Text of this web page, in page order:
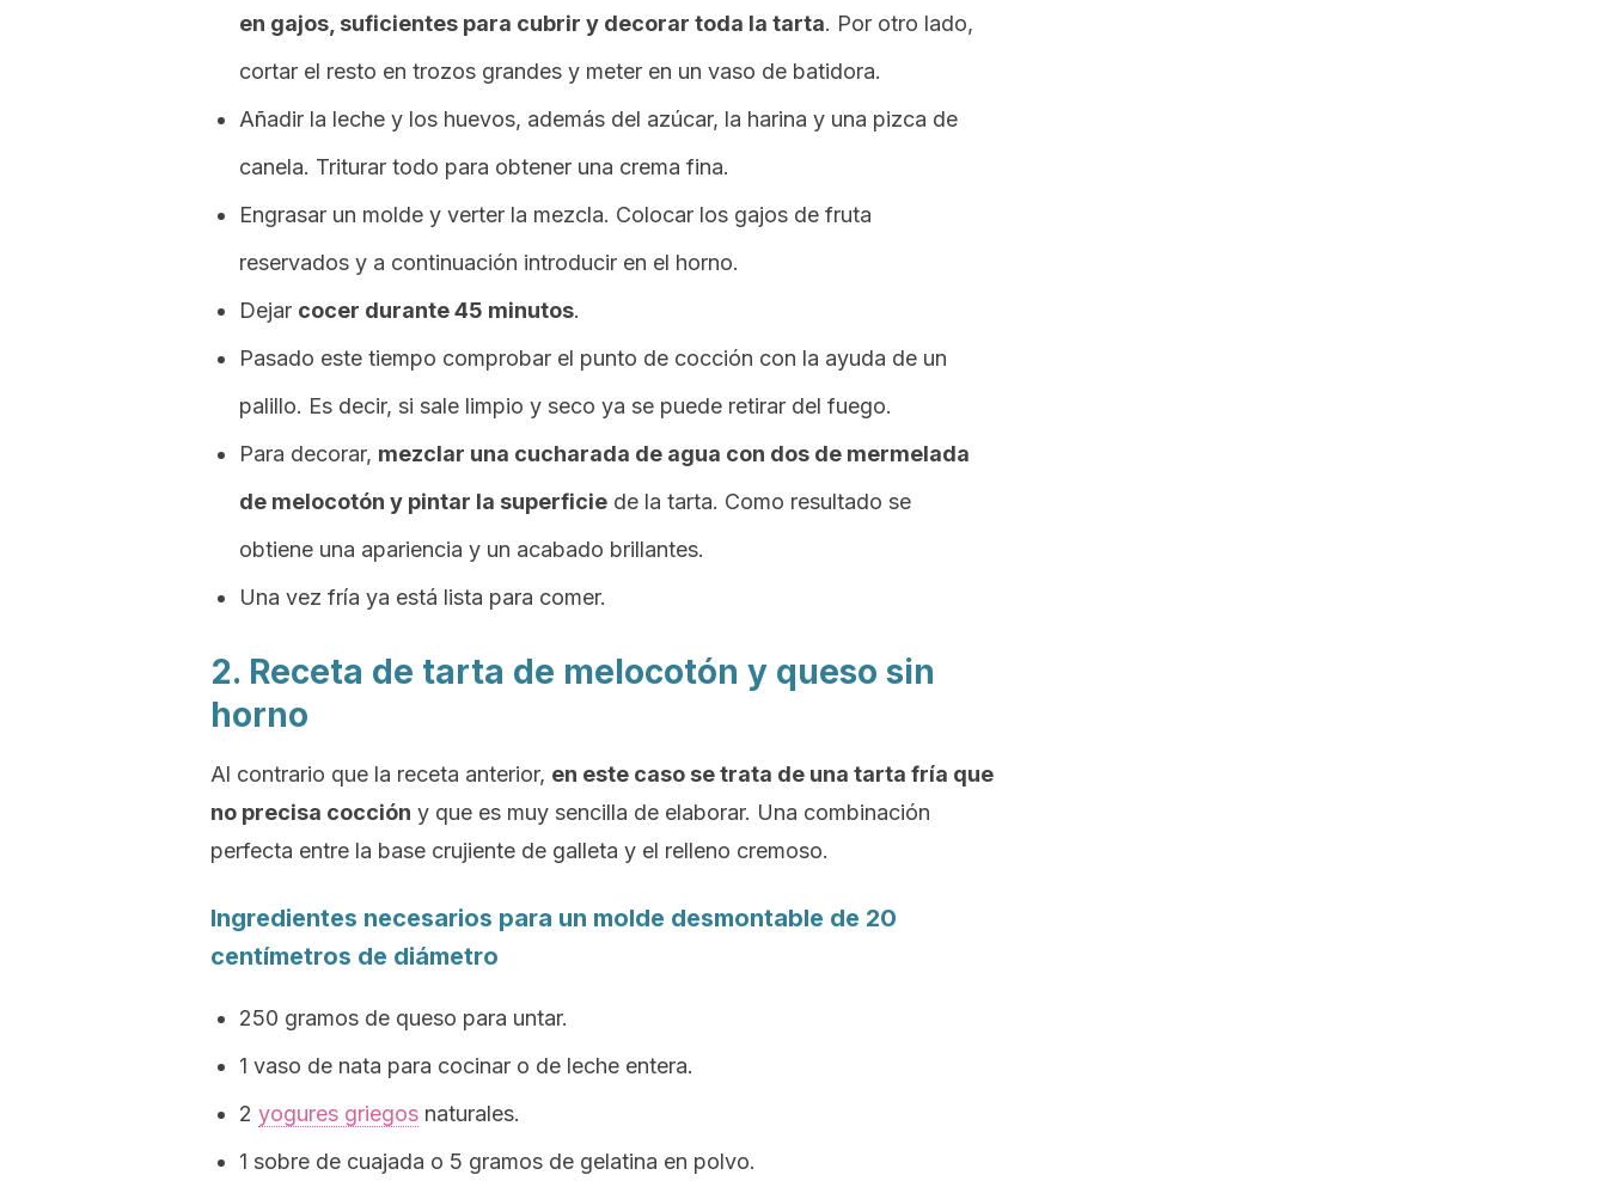
en gajos, suficientes para cubrir y decorar toda la tarta. Por otro lado,
cortar el resto en trozos grandes y meter en un vaso de batidora.
Añadir la leche y los huevos, además del azúcar, la harina y una pizca de
canela. Triturar todo para obtener una crema fina.
Engrasar un molde y verter la mezcla. Colocar los gajos de fruta
reservados y a continuación introducir en el horno.
Dejar cocer durante 45 minutos.
Pasado este tiempo comprobar el punto de cocción con la ayuda de un
palillo. Es decir, si sale limpio y seco ya se puede retirar del fuego.
Para decorar, mezclar una cucharada de agua con dos de mermelada
de melocotón y pintar la superficie de la tarta. Como resultado se
obtiene una apariencia y un acabado brillantes.
Una vez fría ya está lista para comer.
2. Receta de tarta de melocotón y queso sin
horno
Al contrario que la receta anterior, en este caso se trata de una tarta fría que
no precisa cocción y que es muy sencilla de elaborar. Una combinación
perfecta entre la base crujiente de galleta y el relleno cremoso.
Ingredientes necesarios para un molde desmontable de 20
centímetros de diámetro
250 gramos de queso para untar.
1 vaso de nata para cocinar o de leche entera.
2 yogures griegos naturales.
1 sobre de cuajada o 5 gramos de gelatina en polvo.